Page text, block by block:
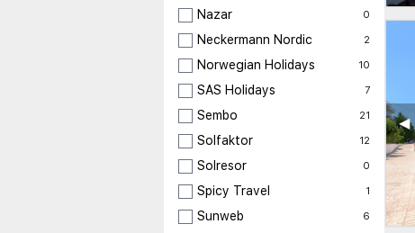
Nazar 0
Neckermann Nordic 2
Norwegian Holidays 10
SAS Holidays 7
Sembo 21
Solfaktor 12
Solresor 0
Spicy Travel 1
Sunweb 6
◀︎